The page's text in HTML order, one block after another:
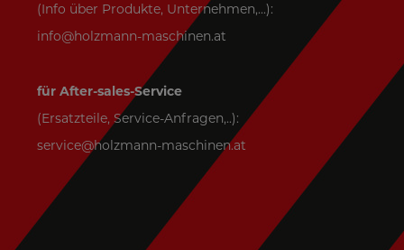
(Info über Produkte, Unternehmen,...):
info@holzmann-maschinen.at
für After-sales-Service
(Ersatzteile, Service-Anfragen,..):
service@holzmann-maschinen.at